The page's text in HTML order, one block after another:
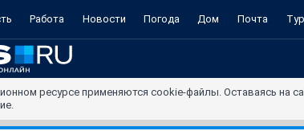
Работа Новости Погода Дом Почта
ресурсе применяются cookie-файлы. Оставаясь на